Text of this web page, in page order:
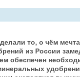
то, о чём
из России
обеспечен